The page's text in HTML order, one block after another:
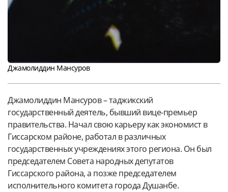
Джамолиддин Мансуров
Джамолиддин Мансуров – таджикский
государственный деятель, бывший вице-премьер
правительства. Начал свою карьеру как экономист в
Гиссарском районе, работал в различных
государственных учреждениях этого региона. Он был
председателем Совета народных депутатов
Гиссарского района, а позже председателем
исполнительного комитета города Душанбе.